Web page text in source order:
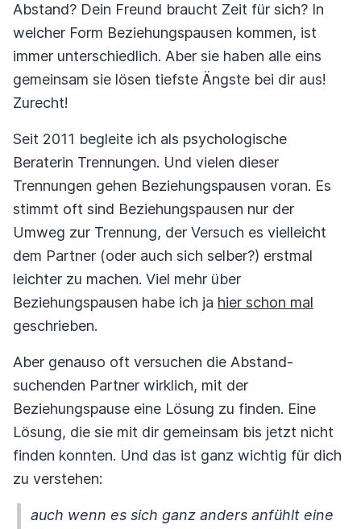
Abstand? Dein Freund braucht Zeit für sich? In
welcher Form Beziehungspausen kommen, ist
immer unterschiedlich. Aber sie haben alle eins
gemeinsam sie lösen tiefste Ängste bei dir aus!
Zurecht!
Seit 2011 begleite ich als psychologische
Beraterin Trennungen. Und vielen dieser
Trennungen gehen Beziehungspausen voran. Es
stimmt oft sind Beziehungspausen nur der
Umweg zur Trennung, der Versuch es vielleicht
dem Partner (oder auch sich selber?) erstmal
leichter zu machen. Viel mehr über
Beziehungspausen habe ich ja hier schon mal
geschrieben.
Aber genauso oft versuchen die Abstand-
suchenden Partner wirklich, mit der
Beziehungspause eine Lösung zu finden. Eine
Lösung, die sie mit dir gemeinsam bis jetzt nicht
finden konnten. Und das ist ganz wichtig für dich
zu verstehen:
auch wenn es sich ganz anders anfühlt eine